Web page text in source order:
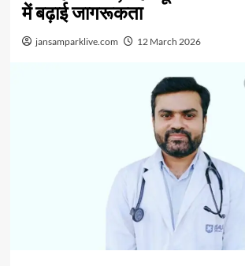
में बढ़ाई जागरूकता
jansamparklive.com 12 March 2026